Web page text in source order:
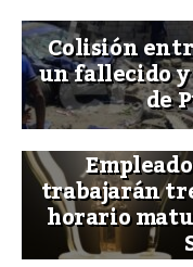
Colisión
un fallecido
de
trabajarán
horario